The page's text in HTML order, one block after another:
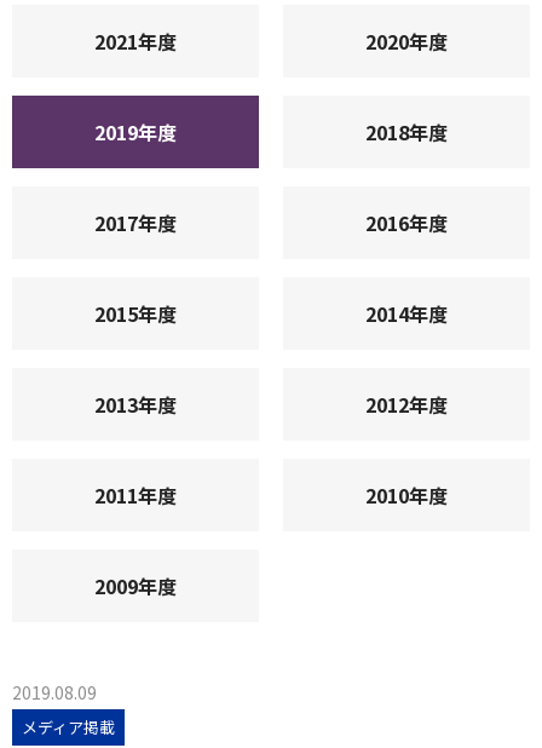
2021年度 2020年度
2019年度 2018年度
2017年度 2016年度
2015年度 2014年度
2013年度 2012年度
2011年度 2010年度
2009年度
2019.08.09
メディア掲載